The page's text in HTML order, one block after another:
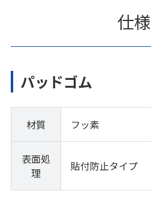
仕様
パッドゴム
材質 フッ素
表面処
理
貼付防止タイプ